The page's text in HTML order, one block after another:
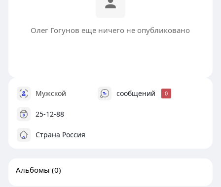
Олег Гогунов еще ничего не опубликовано
Мужской сообщений 0
25-12-88
Страна Россия
Альбомы (0)